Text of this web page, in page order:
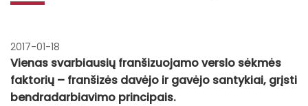
2017-01-18
Vienas svarbiausių franšizuojamo verslo sėkmės
faktorių – franšizės davėjo ir gavėjo santykiai, grįsti
bendradarbiavimo principais.